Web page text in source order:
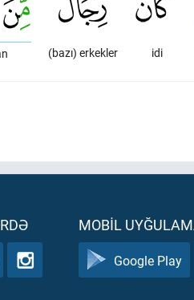
idi
(bazı) erkekler
MOBIL
Google Play